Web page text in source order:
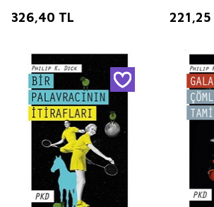
326,40 TL 221,25